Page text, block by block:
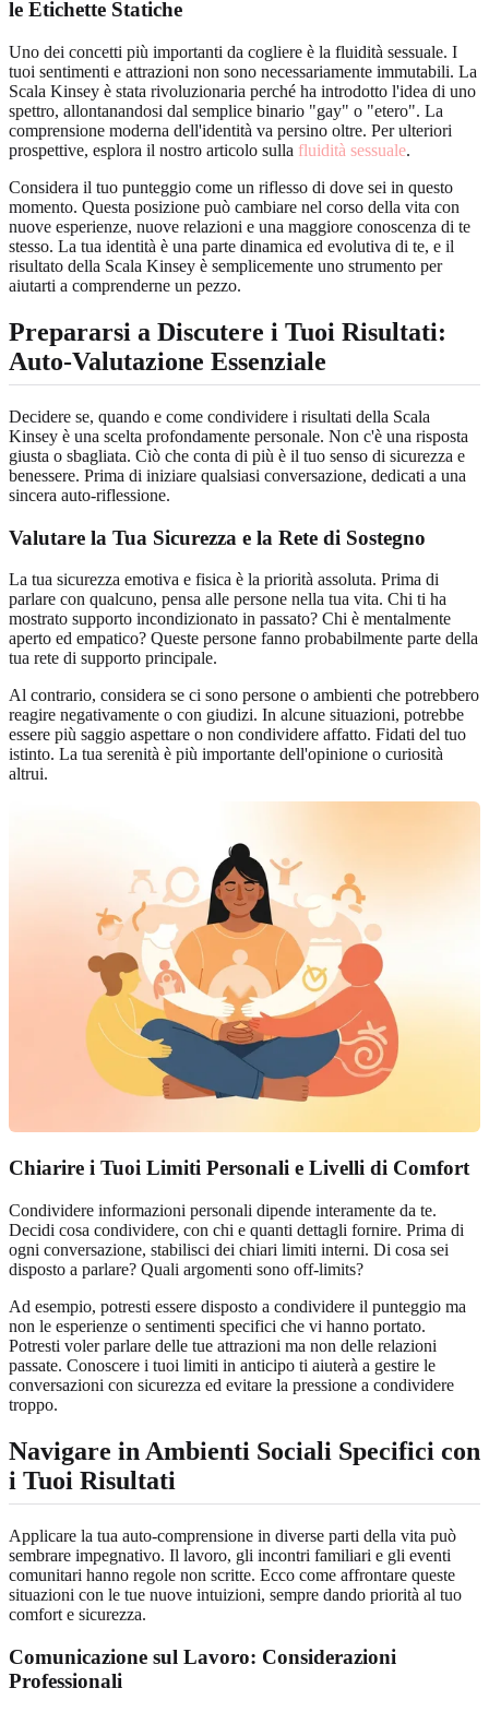
le Etichette Statiche
Uno dei concetti più importanti da cogliere è la fluidità sessuale. I
tuoi sentimenti e attrazioni non sono necessariamente immutabili. La
Scala Kinsey è stata rivoluzionaria perché ha introdotto l'idea di uno
spettro, allontanandosi dal semplice binario "gay" o "etero". La
comprensione moderna dell'identità va persino oltre. Per ulteriori
prospettive, esplora il nostro articolo sulla fluidità sessuale.
Considera il tuo punteggio come un riflesso di dove sei in questo
momento. Questa posizione può cambiare nel corso della vita con
nuove esperienze, nuove relazioni e una maggiore conoscenza di te
stesso. La tua identità è una parte dinamica ed evolutiva di te, e il
risultato della Scala Kinsey è semplicemente uno strumento per
aiutarti a comprenderne un pezzo.
Prepararsi a Discutere i Tuoi Risultati:
Auto-Valutazione Essenziale
Decidere se, quando e come condividere i risultati della Scala
Kinsey è una scelta profondamente personale. Non c'è una risposta
giusta o sbagliata. Ciò che conta di più è il tuo senso di sicurezza e
benessere. Prima di iniziare qualsiasi conversazione, dedicati a una
sincera auto-riflessione.
Valutare la Tua Sicurezza e la Rete di Sostegno
La tua sicurezza emotiva e fisica è la priorità assoluta. Prima di
parlare con qualcuno, pensa alle persone nella tua vita. Chi ti ha
mostrato supporto incondizionato in passato? Chi è mentalmente
aperto ed empatico? Queste persone fanno probabilmente parte della
tua rete di supporto principale.
Al contrario, considera se ci sono persone o ambienti che potrebbero
reagire negativamente o con giudizi. In alcune situazioni, potrebbe
essere più saggio aspettare o non condividere affatto. Fidati del tuo
istinto. La tua serenità è più importante dell'opinione o curiosità
altrui.
Chiarire i Tuoi Limiti Personali e Livelli di Comfort
Condividere informazioni personali dipende interamente da te.
Decidi cosa condividere, con chi e quanti dettagli fornire. Prima di
ogni conversazione, stabilisci dei chiari limiti interni. Di cosa sei
disposto a parlare? Quali argomenti sono off-limits?
Ad esempio, potresti essere disposto a condividere il punteggio ma
non le esperienze o sentimenti specifici che vi hanno portato.
Potresti voler parlare delle tue attrazioni ma non delle relazioni
passate. Conoscere i tuoi limiti in anticipo ti aiuterà a gestire le
conversazioni con sicurezza ed evitare la pressione a condividere
troppo.
Navigare in Ambienti Sociali Specifici con
i Tuoi Risultati
Applicare la tua auto-comprensione in diverse parti della vita può
sembrare impegnativo. Il lavoro, gli incontri familiari e gli eventi
comunitari hanno regole non scritte. Ecco come affrontare queste
situazioni con le tue nuove intuizioni, sempre dando priorità al tuo
comfort e sicurezza.
Comunicazione sul Lavoro: Considerazioni
Professionali